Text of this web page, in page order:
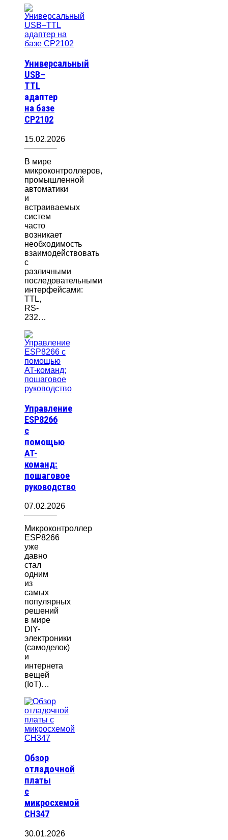
Универсальный
USB–
TTL
адаптер
на базе
CP2102
15.02.2026
В мире
микроконтроллеров,
промышленной
автоматики
и
встраиваемых
систем
часто
возникает
необходимость
взаимодействовать
с
различными
последовательными
интерфейсами:
TTL,
RS-
232…
Управление
ESP8266
с
помощью
AT-
команд:
пошаговое
руководство
07.02.2026
Микроконтроллер
ESP8266
уже
давно
стал
одним
из
самых
популярных
решений
в мире
DIY-
электроники
(самоделок)
и
интернета
вещей
(IoT)…
Обзор
отладочной
платы
с
микросхемой
CH347
30.01.2026